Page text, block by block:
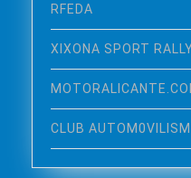
RFEDA
XIXONA SPORT
CLUB